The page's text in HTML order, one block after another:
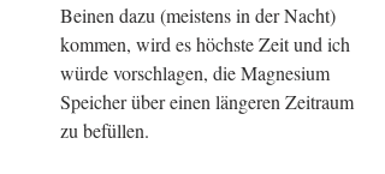
Beinen dazu (meistens in der Nacht)
kommen, wird es höchste Zeit und ich
würde vorschlagen, die Magnesium
Speicher über einen längeren Zeitraum
zu befüllen.